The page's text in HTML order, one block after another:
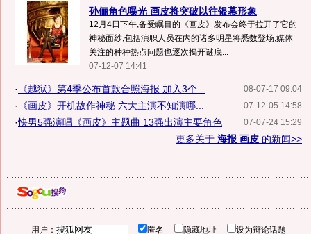
孙俪角色曝光 画皮将突破以往银幕形象
12月4日下午,备受瞩目的《画皮》发布会终于拉开了它的
神秘面纱,包括演职人员在内的诸多明星将悉数登场,媒体
关注的种种热点问题也逐次揭开谜底...
07-12-07 14:41
08-07-17 09:04
· 《越狱》第4季公布首款合照海报 加入3个...
07-12-05 14:58
· 《画皮》开机故作神秘 六大主演不知演哪...
07-07-24 15:29
·快男5强演唱《画皮》主题曲 13强出演主要角色
更多关于 海报 画皮 的新闻>>
用户： 匿名 隐藏地址 设为辩论话题